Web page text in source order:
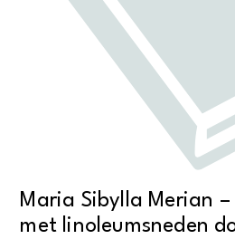
Maria Sibylla Merian
met linoleumsneden